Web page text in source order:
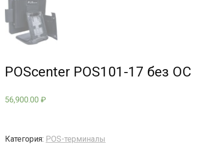
- - - Стационарные сканеры
POScenter POS101-17 без ОС
56,900.00 ₽
Категория: POS-терминалы